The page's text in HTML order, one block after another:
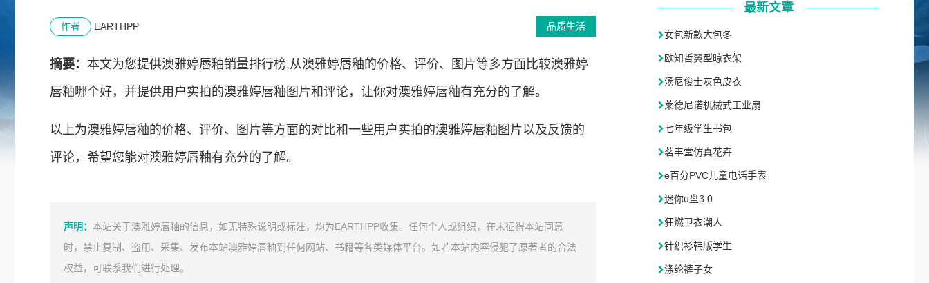
品质生活
作者 EARTHPP
摘要： 本文为您提供澳雅婷唇釉销量排行榜,从澳雅婷唇釉的价格、评价、图片等多方面比较澳雅婷
唇釉哪个好，并提供用户实拍的澳雅婷唇釉图片和评论，让你对澳雅婷唇釉有充分的了解。
以上为澳雅婷唇釉的价格、评价、图片等方面的对比和一些用户实拍的澳雅婷唇釉图片以及反馈的
评论，希望您能对澳雅婷唇釉有充分的了解。
声明： 本站关于澳雅婷唇釉的信息，如无特殊说明或标注，均为EARTHPP收集。任何个人或组织，在未征得本站同意
时，禁止复制、盗用、采集、发布本站澳雅婷唇釉到任何网站、书籍等各类媒体平台。如若本站内容侵犯了原著者的合法
权益，可联系我们进行处理。
最新文章
女包新款大包冬
欧知哲翼型晾衣架
汤尼俊士灰色皮衣
莱德尼诺机械式工业扇
七年级学生书包
茗丰堂仿真花卉
e百分PVC儿童电话手表
迷你u盘3.0
狂燃卫衣潮人
针织衫韩版学生
涤纶裤子女